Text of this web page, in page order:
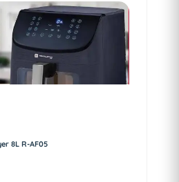
8L R-AF05